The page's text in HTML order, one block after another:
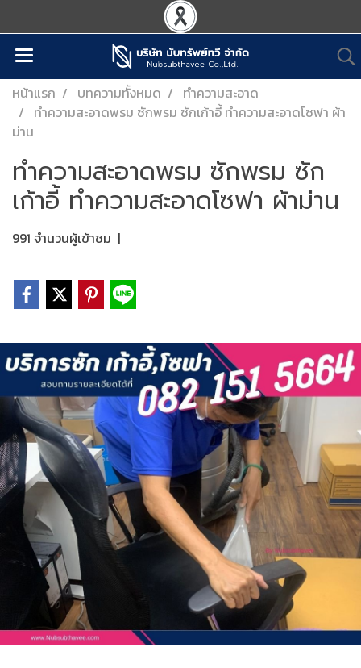
หน้าแรก บทความทั้งหมด
ทำความสะอาด
ทำความสะอาดพรม ซักพรม ซักเก้าอี้ ทำความสะอาดโซฟา ผ้า
ม่าน
ทำความสะอาดพรม ซักพรม ซัก
เก้าอี้ ทำความสะอาดโซฟา ผ้าม่าน
991 จำนวนผู้เข้าชม |